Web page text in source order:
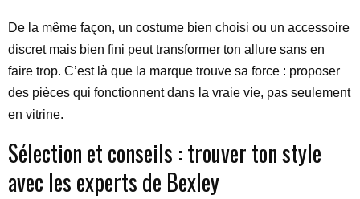
De la même façon, un costume bien choisi ou un accessoire
discret mais bien fini peut transformer ton allure sans en
faire trop. C’est là que la marque trouve sa force : proposer
des pièces qui fonctionnent dans la vraie vie, pas seulement
en vitrine.
Sélection et conseils : trouver ton style
avec les experts de Bexley